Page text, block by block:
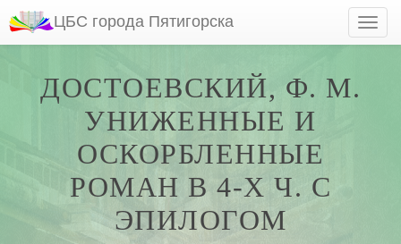
ЦБС города Пятигорска
ДОСТОЕВСКИЙ, Ф. М.
УНИЖЕННЫЕ И
ОСКОРБЛЕННЫЕ
РОМАН В 4-Х Ч. С
ЭПИЛОГОМ